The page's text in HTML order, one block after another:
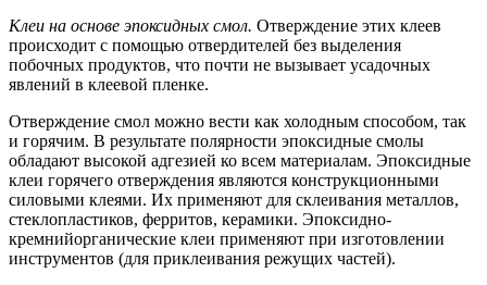
Клеи на основе эпоксидных смол. Отверждение этих клеев
происходит с помощью отвердителей без выделения
побочных продуктов, что почти не вызывает усадочных
явлений в клеевой пленке.
Отверждение смол можно вести как холодным способом, так
и горячим. В результате полярности эпоксидные смолы
обладают высокой адгезией ко всем материалам. Эпоксидные
клеи горячего отверждения являются конструкционными
силовыми клеями. Их применяют для склеивания металлов,
стеклопластиков, ферритов, керамики. Эпоксидно-
кремнийорганические клеи применяют при изготовлении
инструментов (для приклеивания режущих частей).